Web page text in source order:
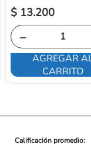
$ 13.200
－
AGREGAR
CARRITO